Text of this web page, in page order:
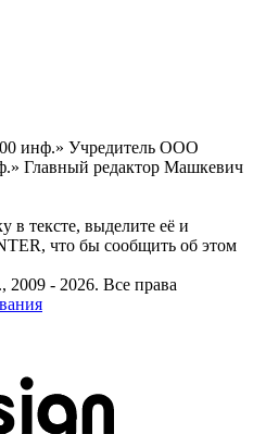
инф.» Учредитель ООО
Главный редактор Машкевич
тексте, выделите её и
что бы сообщить об этом
2009 - 2026. Все права